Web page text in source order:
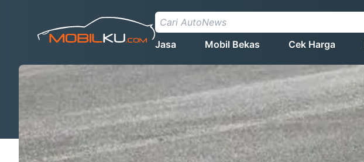
Jasa Mobil Bekas Cek Harga